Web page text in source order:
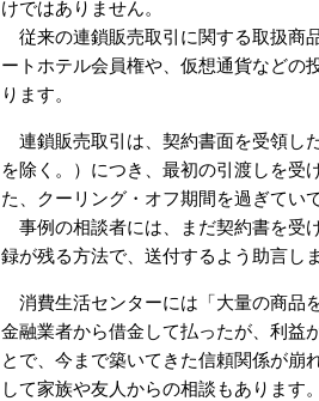
けではありません。
従来の連鎖販売取引に関する取扱商
ートホテル会員権や、仮想通貨などの
ります。
連鎖販売取引は、契約書面を受領し
を除く。）につき、最初の引渡しを受
た、クーリング・オフ期間を過ぎてい
事例の相談者には、まだ契約書を受
録が残る方法で、送付するよう助言しま
消費生活センターには「大量の商品
金融業者から借金して払ったが、利益
とで、今まで築いてきた信頼関係が崩
して家族や友人からの相談もあります。